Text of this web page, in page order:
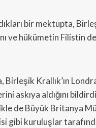
bir mektupta,
ve hükümetin Filistin
Birleşik Krallık’ın
askıya aldığını
de Büyük Britanya
gibi kuruluşlar